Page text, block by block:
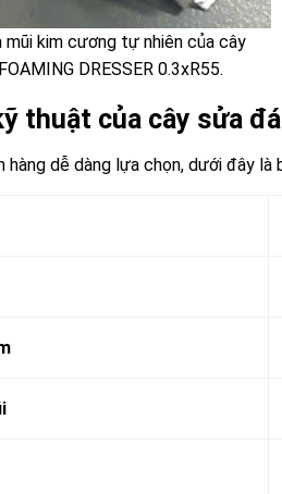
mũi kim cương tự nhiên của cây
DRESSER 0.3xR55.
thuật của cây sửa
hàng dễ dàng lựa chọn, dưới đây